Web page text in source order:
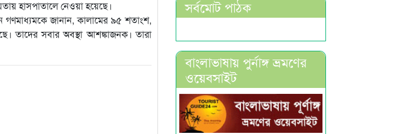
হাসপাতালে নেওয়া হয়েছে।
গণমাধ্যমকে জানান, কালামের ৯৫ শতাংশ,
তাদের সবার অবস্থা আশঙ্কাজনক। তারা
সর্বমোট পাঠক
বাংলাভাষায় পুর্নাঙ্গ ভ্রমণের
ওয়েবসাইট